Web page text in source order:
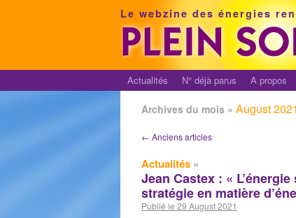
Le webzine des énergies
Actualités N° déjà parus A propos
Archives du mois » August 2021
← Anciens articles
Actualités »
Jean Castex : «
stratégie en matière
Publié le 29 August 2021